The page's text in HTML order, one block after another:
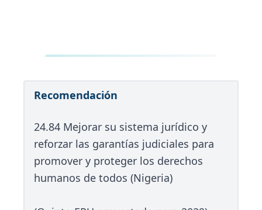
Recomendación
24.84 Mejorar su sistema jurídico y
reforzar las garantías judiciales para
promover y proteger los derechos
humanos de todos (Nigeria)